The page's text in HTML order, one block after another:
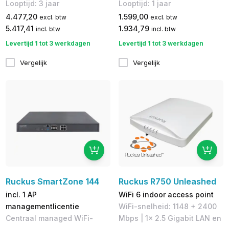
Looptijd: 3 jaar
4.477,20 excl. btw
5.417,41 incl. btw
Levertijd 1 tot 3 werkdagen
Vergelijk
Looptijd: 1 jaar
1.599,00 excl. btw
1.934,79 incl. btw
Levertijd 1 tot 3 werkdagen
Vergelijk
Ruckus SmartZone 144
incl. 1 AP
managementlicentie
Centraal managed WiFi-
Ruckus R750 Unleashed
WiFi 6 indoor access point
WiFi-snelheid: 1148 + 2400
Mbps | 1x 2.5 Gigabit LAN en